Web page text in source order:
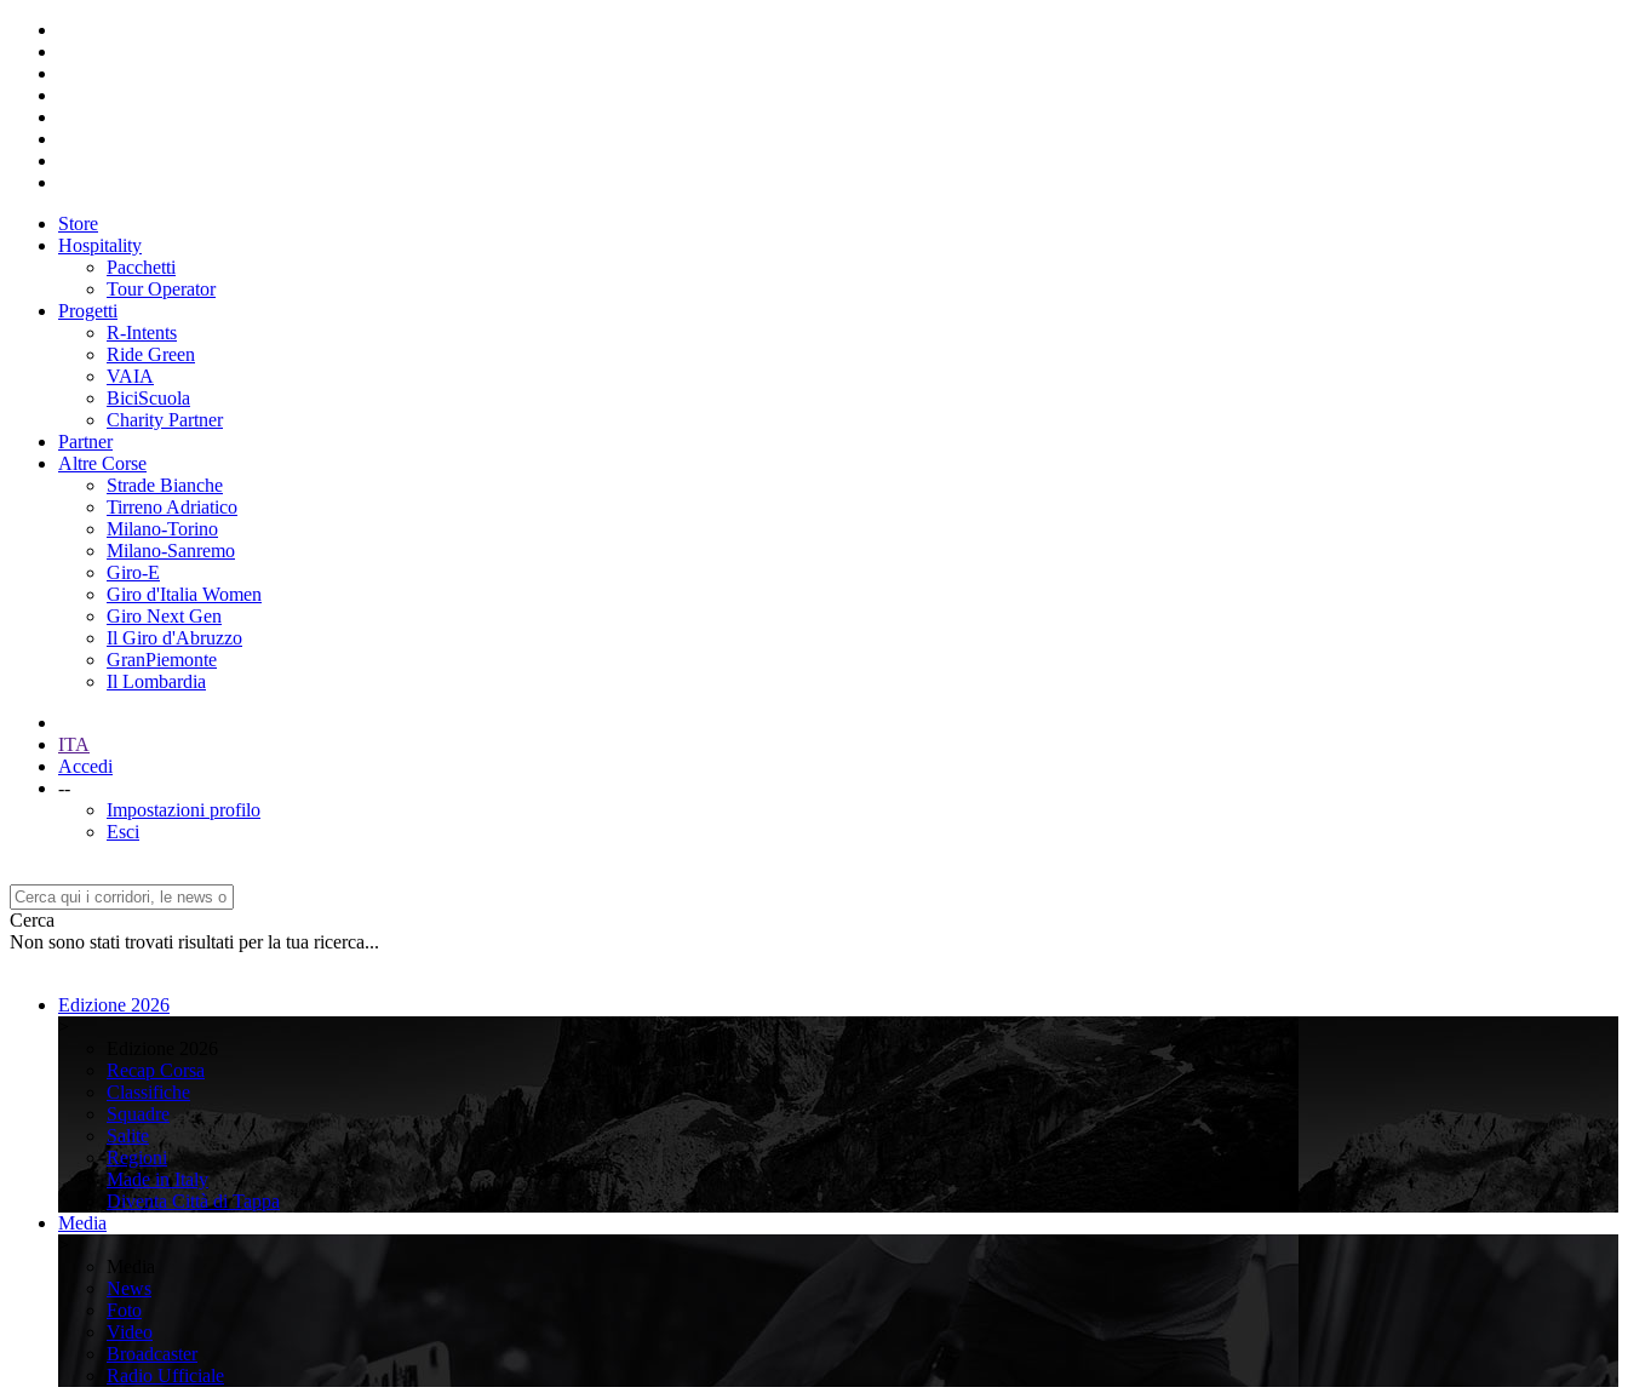
Store
Hospitality
Pacchetti
Tour Operator
Progetti
R-Intents
Ride Green
VAIA
BiciScuola
Charity Partner
Partner
Altre Corse
Strade Bianche
Tirreno Adriatico
Milano-Torino
Milano-Sanremo
Giro-E
Giro d'Italia Women
Giro Next Gen
Il Giro d'Abruzzo
GranPiemonte
Il Lombardia
ITA
Accedi
--
Impostazioni profilo
Esci
Cerca
Non sono stati trovati risultati per la tua ricerca...
Edizione 2026
Recap Corsa
Classifiche
Squadre
Salite
Regioni
Made in Italy
Diventa Città di Tappa
Media
Media
News
Foto
Video
Broadcaster
Radio Ufficiale